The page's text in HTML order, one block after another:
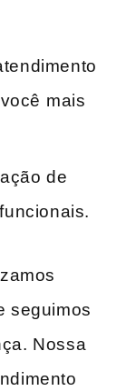
mais
de
seguimos
Nossa